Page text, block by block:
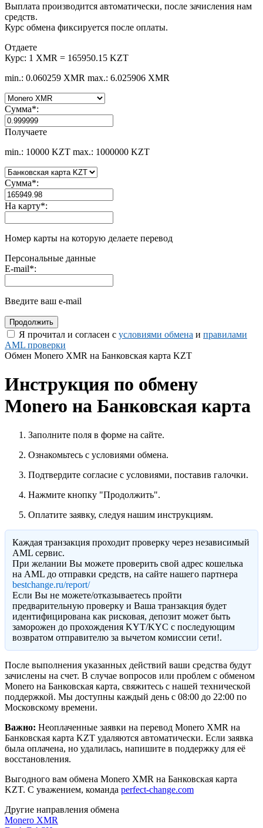
Выплата производится автоматически, после зачисления нам
средств.
Курс обмена фиксируется после оплаты.
Отдаете
Курс: 1 XMR = 165950.15 KZT
min.: 0.060259 XMR max.: 6.025906 XMR
Сумма*:
Получаете
min.: 10000 KZT max.: 1000000 KZT
Сумма*:
На карту*:
Номер карты на которую делаете перевод
Персональные данные
E-mail*:
Введите ваш e-mail
Я прочитал и согласен с условиями обмена и правилами
AML проверки
Обмен Monero XMR на Банковская карта KZT
Инструкция по обмену
Monero на Банковская карта
Заполните поля в форме на сайте.
Ознакомьтесь с условиями обмена.
Подтвердите согласие с условиями, поставив галочки.
Нажмите кнопку "Продолжить".
Оплатите заявку, следуя нашим инструкциям.
Каждая транзакция проходит проверку через независимый
AML сервис.
При желании Вы можете проверить свой адрес кошелька
на AML до отправки средств, на сайте нашего партнера
bestchange.ru/report/
Eсли Вы не можете/отказываетесь пройти
предварительную проверку и Ваша транзакция будет
идентифицирована как рисковая, депозит может быть
заморожен до прохождения KYT/KYC с последующим
возвратом отправителю за вычетом комиссии сети!.
После выполнения указанных действий ваши средства будут
зачислены на счет. В случае вопросов или проблем с обменом
Monero на Банковская карта, свяжитесь с нашей технической
поддержкой. Мы доступны каждый день с 08:00 до 22:00 по
Московскому времени.
Важно: Неоплаченные заявки на перевод Monero XMR на
Банковская карта KZT удаляются автоматически. Если заявка
была оплачена, но удалилась, напишите в поддержку для её
восстановления.
Выгодного вам обмена Monero XMR на Банковская карта
KZT. С уважением, команда perfect-change.com
Другие направления обмена
Monero XMR